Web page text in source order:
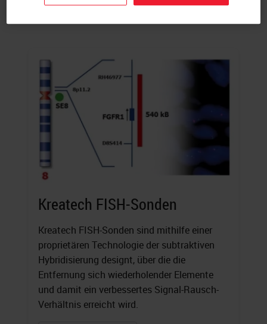
Kreatech FISH-Sonden
Kreatech FISH-Sonden sind mithilfe einer
proprietären Technologie der subtraktiven
Hybridisierung designt, über die die
Entfernung sich wiederholender Elemente
und damit ein verbessertes Signal-Rausch-
Verhältnis erreicht wird.